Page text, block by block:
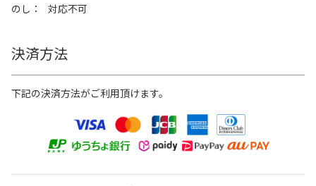
のし
対応不可
決済方法
下記の決済方法がご利用頂けます。